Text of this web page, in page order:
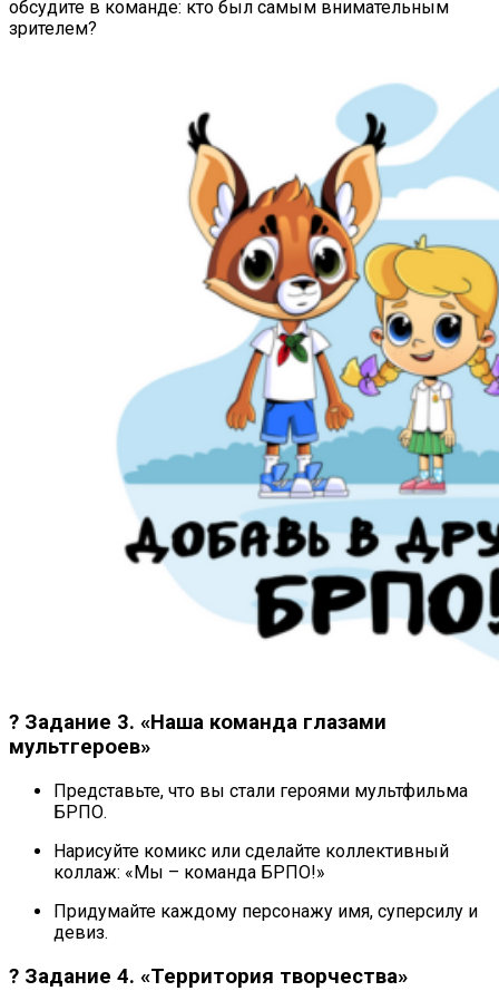
обсудите в команде: кто был самым внимательным
зрителем?
? Задание 3. «Наша команда глазами
мультгероев»
Представьте, что вы стали героями мультфильма
БРПО.
Нарисуйте комикс или сделайте коллективный
коллаж: «Мы – команда БРПО!»
Придумайте каждому персонажу имя, суперсилу и
девиз.
? Задание 4. «Территория творчества»